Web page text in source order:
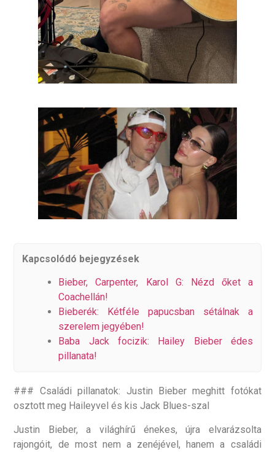
Kapcsolódó bejegyzések
Bieber, Carpenter, Karol G: Nézd őket a
Coachellán!
Bieberék: Kétféle papucsban sétálnak a
szerelem jegyében!
Baba Jack focizik: Hailey Bieber édes
pillanata!
### Családi pillanatok: Justin Bieber meghitt fotókat
osztott meg Haileyvel és kis Jack Blues-szal
Justin Bieber, a világhírű énekes, újra elvarázsolta
rajongóit, de most nem a zenéjével, hanem a családi